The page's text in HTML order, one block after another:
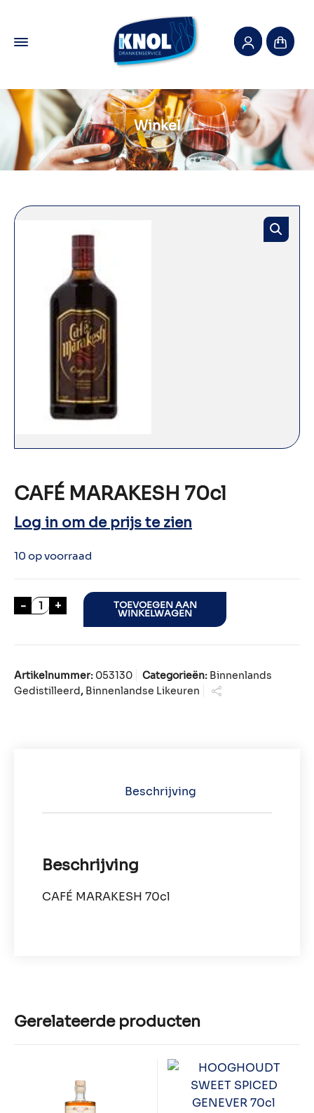
Winkel
CAFÉ MARAKESH 70cl
Log in om de prijs te zien
10 op voorraad
- CAFÉ MARAKESH 70cl aantal
+ TOEVOEGEN AAN
WINKELWAGEN
Artikelnummer: 053130 Categorieën: Binnenlands
Gedistilleerd, Binnenlandse Likeuren
Beschrijving
Beschrijving
CAFÉ MARAKESH 70cl
Gerelateerde producten